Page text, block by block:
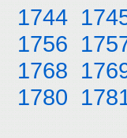
1744
1756
1768
1780